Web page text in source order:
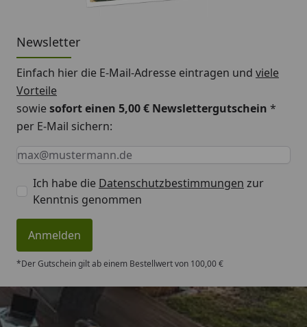
Newsletter
Einfach hier die E-Mail-Adresse eintragen und viele
Vorteile
sowiesofort einen 5,00 € Newslettergutschein *
per E-Mail sichern:
Keine Eingabe erforderlich
Eingabe erforderlich
E-Mail *
Ich habe die Datenschutzbestimmungen zur
Kenntnis genommen
Anmelden
*Der Gutschein gilt ab einem Bestellwert von 100,00 €